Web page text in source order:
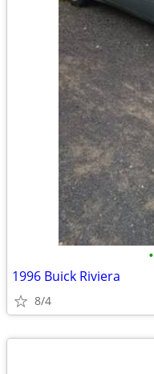
•
1996 Buick Riviera
8/4